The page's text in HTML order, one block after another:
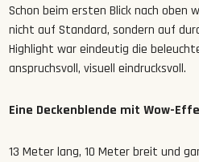
Schon beim ersten Blick nach oben
nicht auf Standard, sondern auf
Highlight war eindeutig die
anspruchsvoll, visuell eindrucksvoll.
Eine Deckenblende mit Wow-
13 Meter lang, 10 Meter breit und